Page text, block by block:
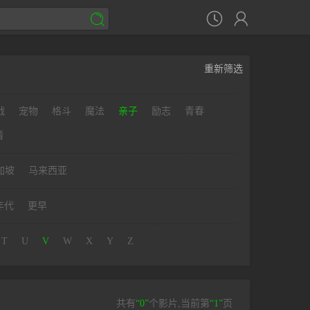
 

重新筛选
宠物 格斗 魔法 亲子 励志 青春
坡 马来西亚
代 更早
T U V W X Y Z
共有“0”个影片,当前第“1”页